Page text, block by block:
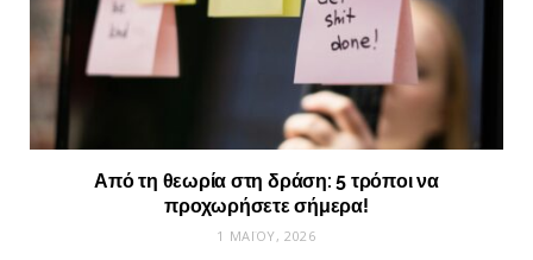
Από τη θεωρία στη δράση: 5 τρόποι να
προχωρήσετε σήμερα!
1 ΜΑΪ́ΟΥ, 2026